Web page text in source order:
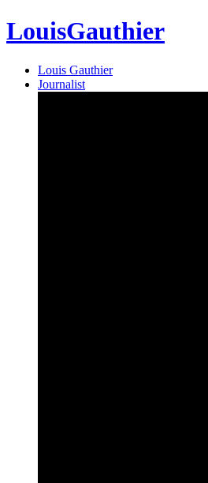
LouisGauthier
Louis Gauthier
Journalist